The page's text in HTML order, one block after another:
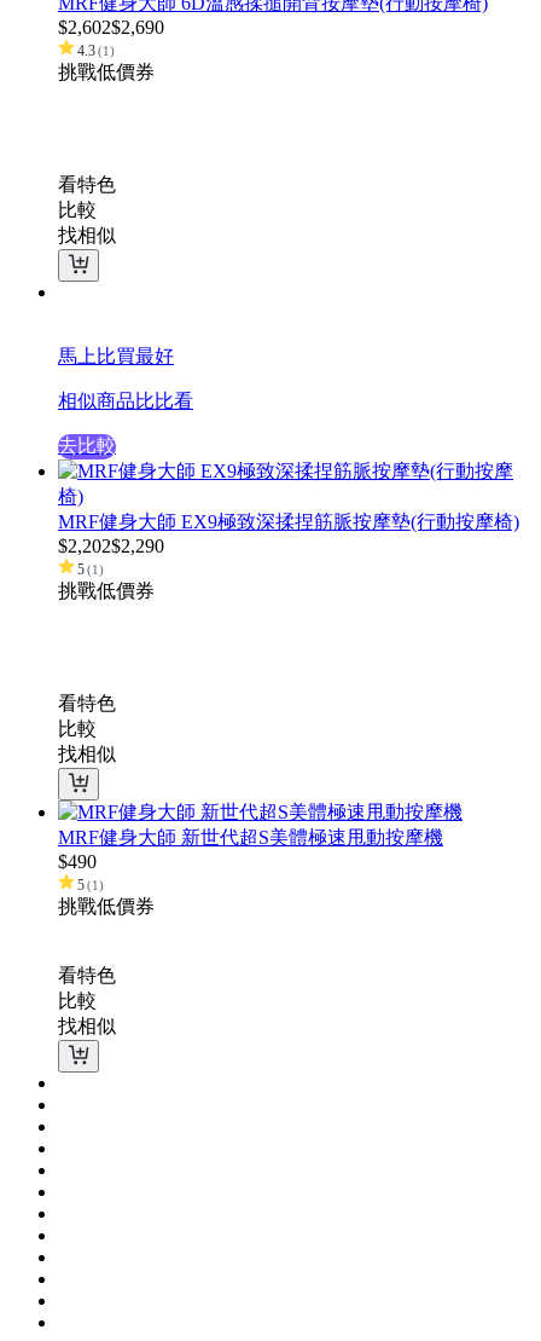
$2,602$2,690
4.3(1)
挑戰低價券
看特色
比較
找相似
馬上比買最好
相似商品比比看
去比較
MRF健身大師 EX9極致深揉捏筋脈按摩墊(行動按摩椅)
$2,202$2,290
5(1)
挑戰低價券
看特色
比較
找相似
MRF健身大師 新世代超S美體極速甩動按摩機
$490
5(1)
挑戰低價券
看特色
比較
找相似